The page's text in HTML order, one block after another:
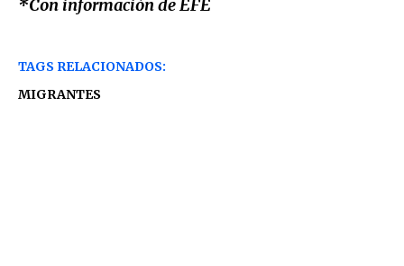
*Con información de EFE
TAGS RELACIONADOS:
MIGRANTES